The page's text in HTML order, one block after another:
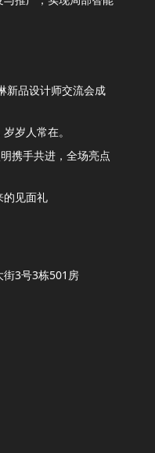
新品设计师交流会成
岁人常在。
携手共进，全场亮点
的见面礼
街3号3栋501房